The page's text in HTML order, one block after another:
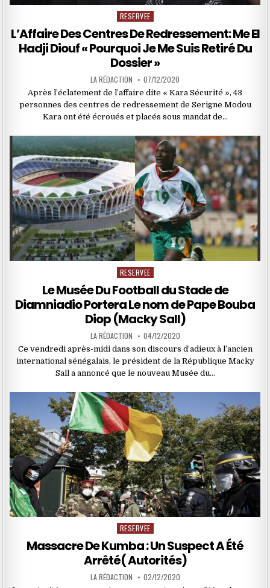
Posted
RESERVEE
L’Affaire Des Centres De Redressement: Me El
Hadji Diouf « Pourquoi Je Me Suis Retiré Du
Dossier »
LA RÉDACTION 07/12/2020
Après l’éclatement de l’affaire dite « Kara Sécurité », 43
personnes des centres de redressement de Serigne Modou
Kara ont été écroués et placés sous mandat de…
Posted
in
RESERVEE
Le Musée Du Football du Stade de
Diamniadio Portera Le nom de Pape Bouba
Diop (Macky Sall)
LA RÉDACTION 04/12/2020
Ce vendredi après-midi dans son discours d’adieux à l’ancien
international sénégalais, le président de la République Macky
Sall a annoncé que le nouveau Musée du…
Posted
RESERVEE
Massacre De Kumba : Un Suspect A Été
Arrêté( Autorités)
LA RÉDACTION 02/12/2020